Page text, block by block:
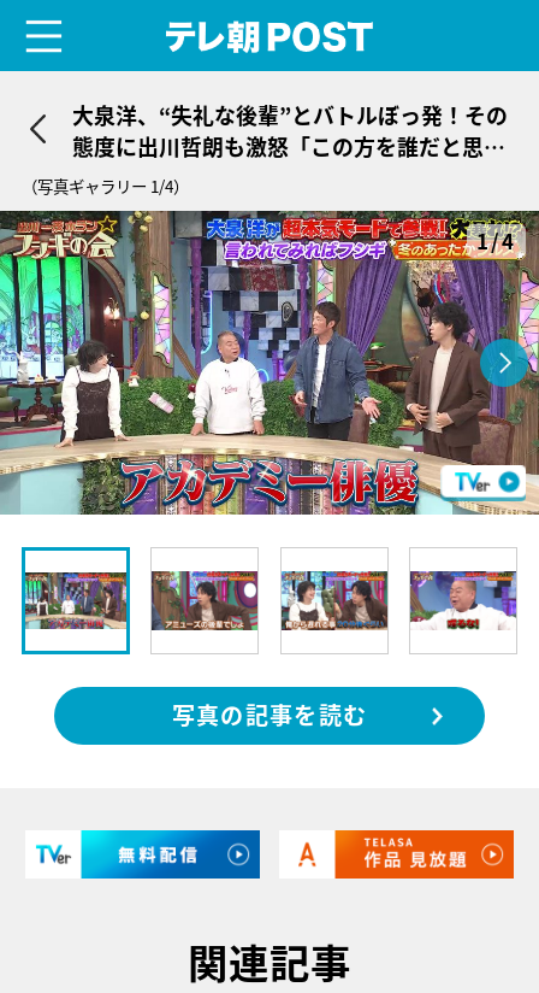
大泉洋、“失礼な後輩”とバトルぼっ発！その
態度に出川哲朗も激怒「この方を誰だと思っ
ているんだ！」
（写真ギャラリー 1/4）
1/4
写真の記事を読む
関連記事